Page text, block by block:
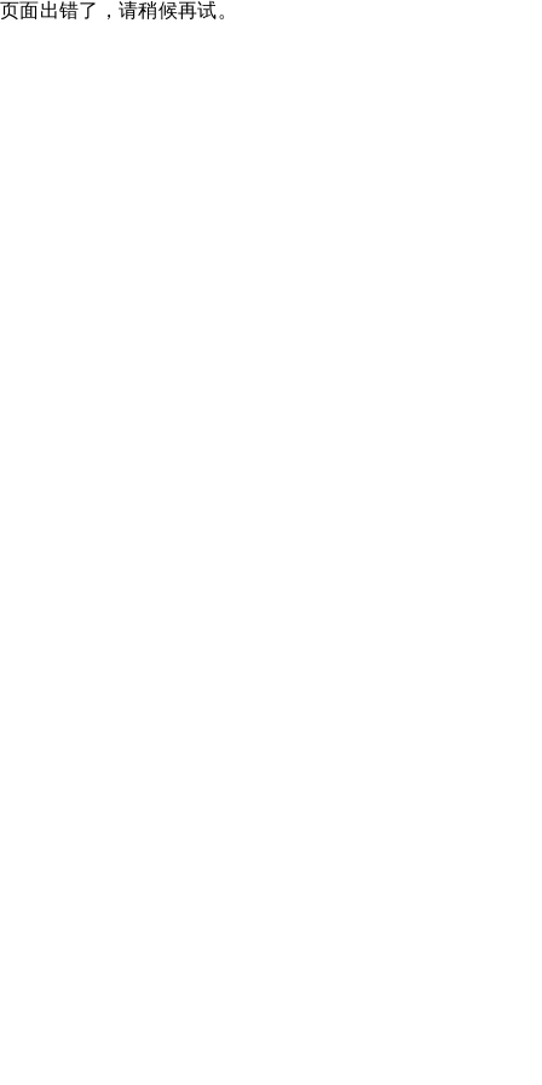
页面出错了，请稍候再试。